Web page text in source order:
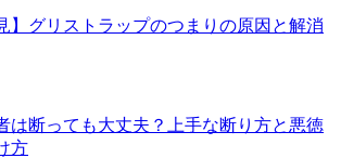
】グリストラップのつまりの原因と解消
は断っても大丈夫？上手な断り方と悪徳
方